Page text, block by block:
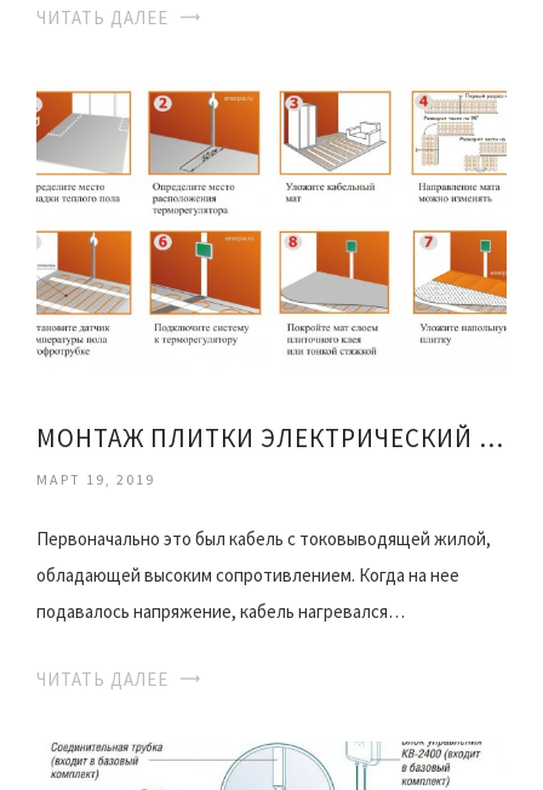
ЧИТАТЬ ДАЛЕЕ
МОНТАЖ ПЛИТКИ ЭЛЕКТРИЧЕСКИЙ ТЕПЛЫЙ ПОЛ
МАРТ 19, 2019
Первоначально это был кабель с токовыводящей жилой,
обладающей высоким сопротивлением. Когда на нее
подавалось напряжение, кабель нагревался…
ЧИТАТЬ ДАЛЕЕ